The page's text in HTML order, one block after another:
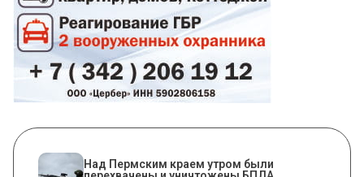
Над Пермским краем утром были